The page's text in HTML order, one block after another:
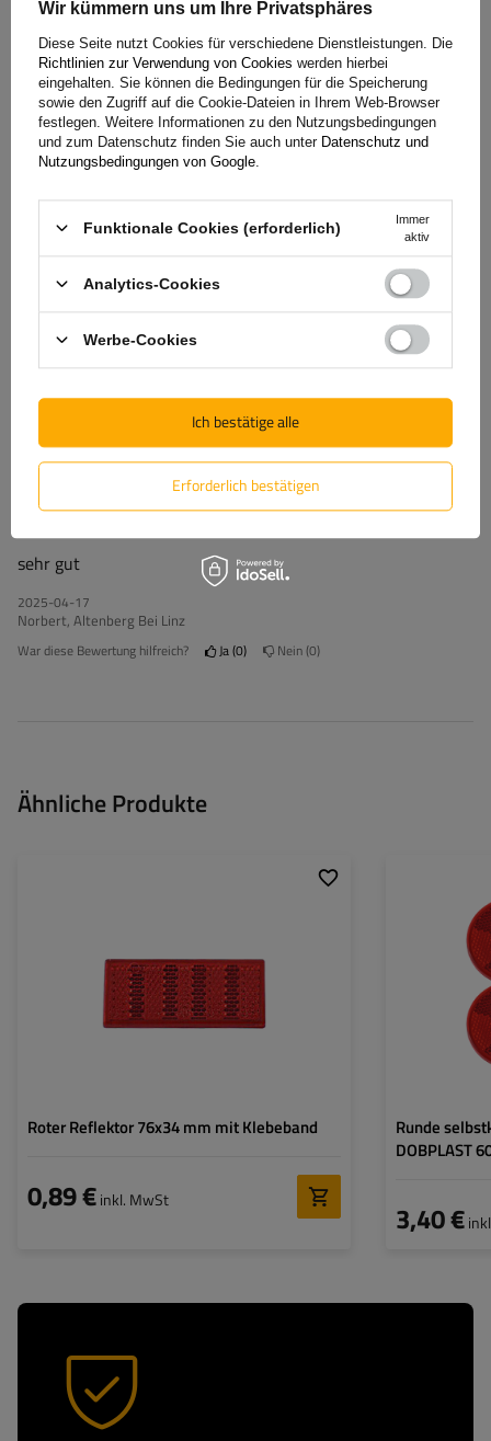
Bewertung abschicken
Für Ihre Bewertung erhalten Sie100 Pkt.in
unserem Treueprogramm.
Nur durch Kauf bestätigte Bewertungen anzeigen
5
(1)
(0)
(0)
2
(0)
Klicken Sie auf die Bewertung, um Bewertungen zu filtern
5/5 Die Bewertung mit dem Kauf bestätigt
sehr gut
2025-04-17
Norbert, Altenberg Bei Linz
War diese Bewertung hilfreich? Ja 0 Nein 0
Ähnliche Produkte
Roter Reflektor 76x34 mm mit Klebeband
0,89 €inkl. MwSt
5,3 mm
Homologation:
E20 IA
Runde
DOBPLAST
3,40 €
Wir kümmern uns um Ihre Privatsphäres
Diese Seite nutzt Cookies für verschiedene Dienstleistungen. Die
Richtlinien zur Verwendung von Cookies werden hierbei
eingehalten. Sie können die Bedingungen für die Speicherung
sowie den Zugriff auf die Cookie-Dateien in Ihrem Web-Browser
festlegen. Weitere Informationen zu den Nutzungsbedingungen
und zum Datenschutz finden Sie auch unter Datenschutz und
Nutzungsbedingungen von Google
Funktionale Cookies (erforderlich)
Immer
aktiv
Analytics-Cookies
Werbe-Cookies
Erforderlich bestätigen
Ich bestätige alle